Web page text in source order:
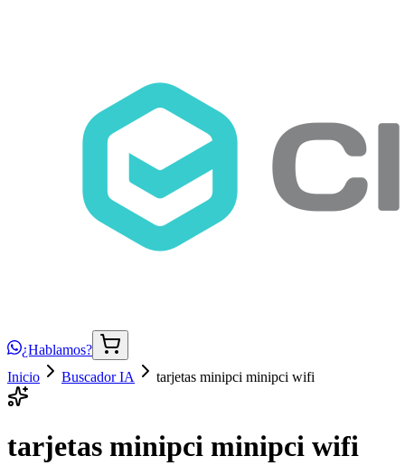
¿Hablamos?
Inicio
Buscador IA tarjetas minipci minipci wifi
tarjetas minipci minipci wifi